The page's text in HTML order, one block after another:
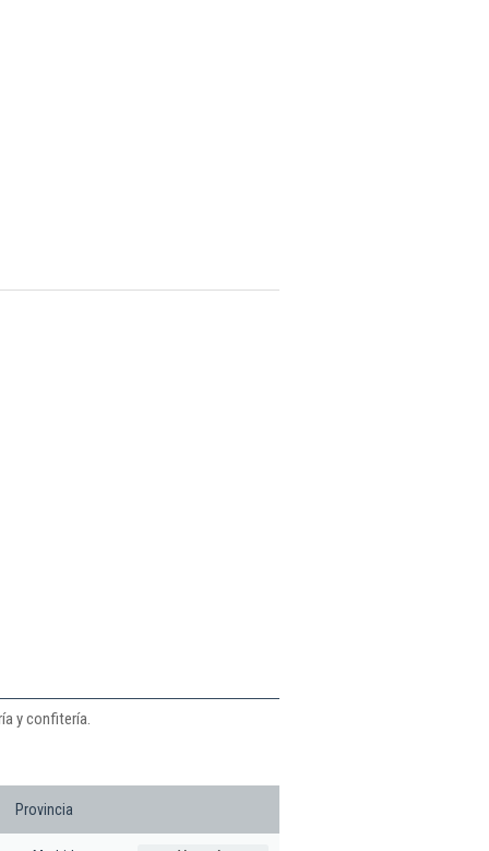
y confitería.
Provincia